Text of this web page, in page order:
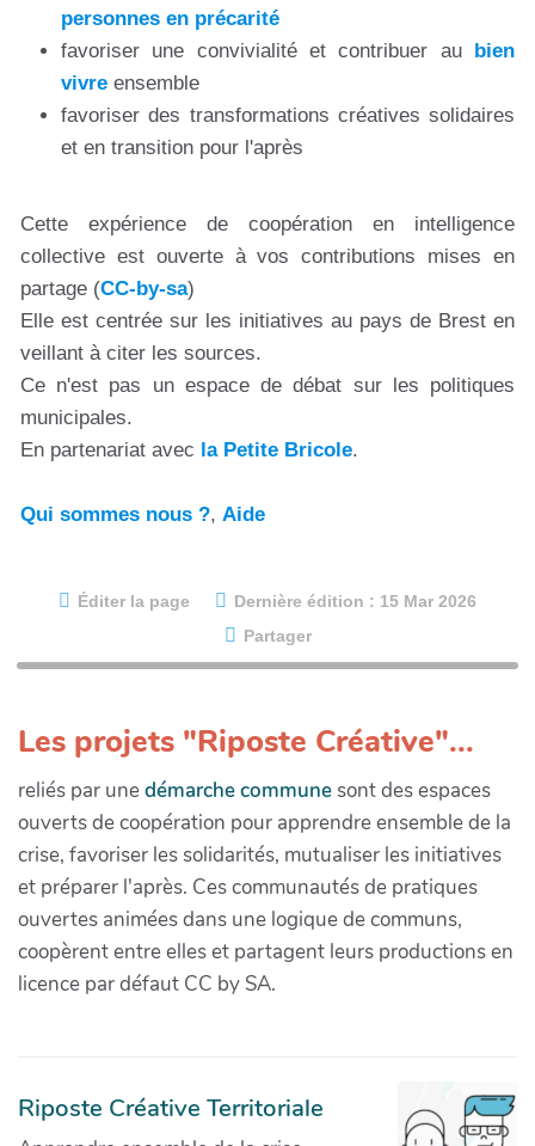
personnes en précarité
favoriser une convivialité et contribuer au
bien
vivre ensemble
favoriser des transformations créatives solidaires
et en transition pour l'après
Cette expérience de coopération en intelligence
collective est ouverte à vos contributions mises en
partage (CC-by-sa)
Elle est centrée sur les initiatives au pays de Brest en
veillant à citer les sources.
Ce n'est pas un espace de débat sur les politiques
municipales.
En partenariat avec la Petite Bricole.
Qui sommes nous ?, Aide
Éditer la page
Dernière édition : 15 Mar 2026
Partager